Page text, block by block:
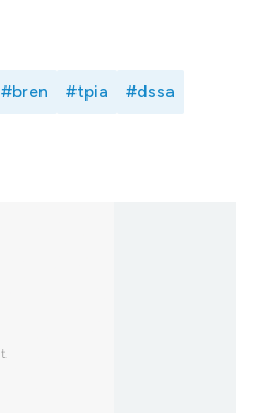
#bren #tpia #dssa